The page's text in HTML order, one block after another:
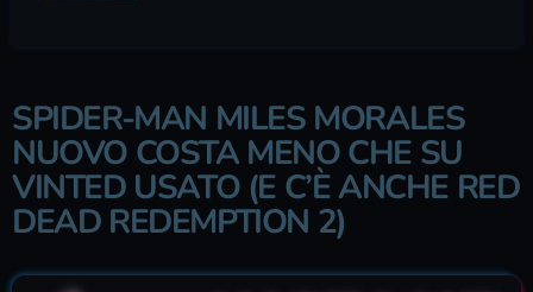
SPIDER-MAN MILES MORALES
NUOVO COSTA MENO CHE SU
VINTED USATO (E C’È ANCHE RED
DEAD REDEMPTION 2)